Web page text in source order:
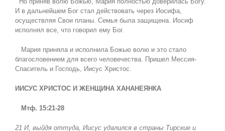
И в дальнейшем Бог стал действовать через Иосифа,
осуществляя Свои планы. Семья была защищена. Иосиф
исполнял все, что говорил ему Бог.
Мария приняла и исполнила Божью волю и это стало
благословением для всего человечества. Пришел Мессия-
Спаситель и Господь, Иисус Христос.
ИИСУС ХРИСТОС И ЖЕНЩИНА ХАНАНЕЯНКА
Мтф. 15:21-28
21 И, выйдя оттуда, Иисус удалился в страны Тирские и